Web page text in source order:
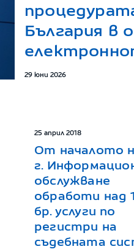
България в
29 юни 2026
25 април 2018
От началото
г.
обслужване
обработи над
бр. услуги по
регистри на
съдебната